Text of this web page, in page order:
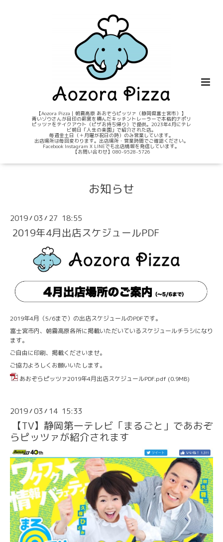
【Aozora Pizza｜朝霧高原 あおぞらピッツァ（静岡県富士宮市）】
青いゾウさんが目印の薪窯を積んだキッチントレーラーで本格的ナポリ
ピッツァをテイクアウト（ピザお持ち帰り）で提供。2023年4月にテレ
ビ朝日「人生の楽園」で紹介された店。
毎週金土日（＋月曜が祝日の時）のみ営業しています。
出店場所は毎回変わります。出店場所・営業時間でご確認ください。
Facebook Instagram X LINEでも出店情報を発信しています。
【お問い合わせ】080-9528-5726
お知らせ
2019/03 / 27 18:55
2019年4月出店スケジュールPDF
2019年4月（5/6まで）の出店スケジュールのPDFです。
富士宮市内、朝霧高原各所に掲載いただいているスケジュールチラシになり
ます。
ご自由に印刷、掲載くださいませ。
ご協力よろしくお願いいたします。
あおぞらピッツァ2019年4月出店スケジュールPDF.pdf (0.9MB)
2019/03 / 14 15:33
【TV】静岡第一テレビ「まるごと」であおぞ
らピッツァが紹介されます